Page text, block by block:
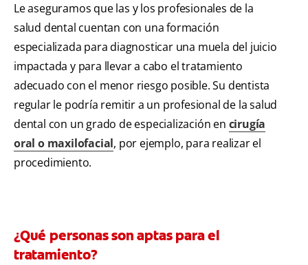
Le aseguramos que las y los profesionales de la
salud dental cuentan con una formación
especializada para diagnosticar una muela del juicio
impactada y para llevar a cabo el tratamiento
adecuado con el menor riesgo posible. Su dentista
regular le podría remitir a un profesional de la salud
dental con un grado de especialización en cirugía
oral o maxilofacial, por ejemplo, para realizar el
procedimiento.
¿Qué personas son aptas para el
tratamiento?